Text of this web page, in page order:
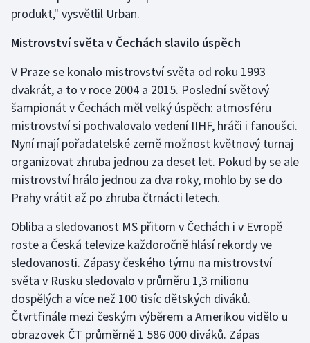
produkt," vysvětlil Urban.
Mistrovství světa v Čechách slavilo úspěch
V Praze se konalo mistrovství světa od roku 1993
dvakrát, a to v roce 2004 a 2015. Poslední světový
šampionát v Čechách měl velký úspěch: atmosféru
mistrovství si pochvalovalo vedení IIHF, hráči i fanoušci.
Nyní mají pořadatelské země možnost květnový turnaj
organizovat zhruba jednou za deset let. Pokud by se ale
mistrovství hrálo jednou za dva roky, mohlo by se do
Prahy vrátit až po zhruba čtrnácti letech.
Obliba a sledovanost MS přitom v Čechách i v Evropě
roste a Česká televize každoročně hlásí rekordy ve
sledovanosti. Zápasy českého týmu na mistrovství
světa v Rusku sledovalo v průměru 1,3 milionu
dospělých a více než 100 tisíc dětských diváků.
Čtvrtfinále mezi českým výběrem a Amerikou vidělo u
obrazovek ČT průměrně 1 586 000 diváků. Zápas